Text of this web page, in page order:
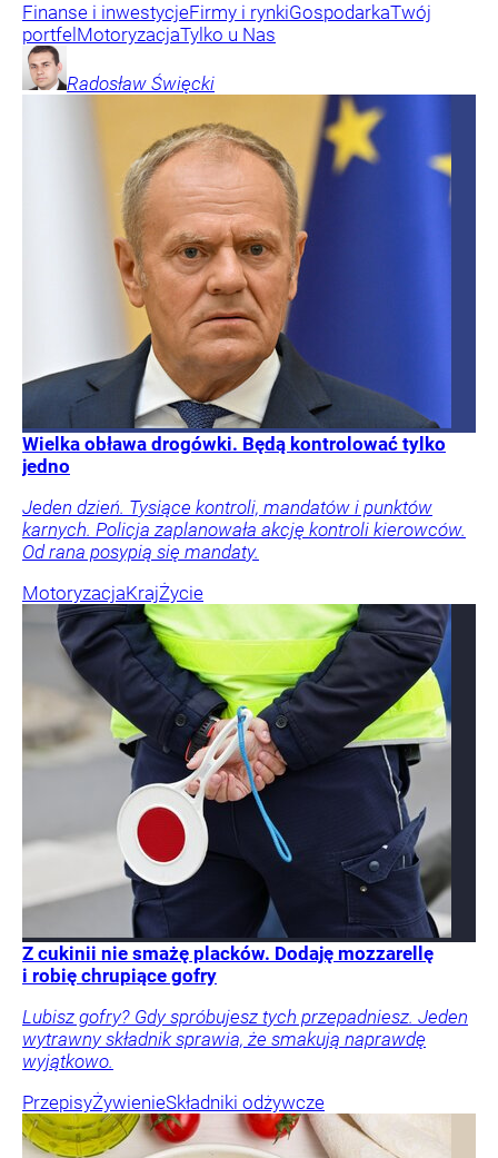
Finanse i inwestycjeFirmy i rynkiGospodarkaTwój
portfel MotoryzacjaTylko u Nas
Radosław Święcki
Wielka obława drogówki. Będą kontrolować tylko
jedno
Jeden dzień. Tysiące kontroli, mandatów i punktów
karnych. Policja zaplanowała akcję kontroli kierowców.
Od rana posypią się mandaty.
MotoryzacjaKrajŻycie
Z cukinii nie smażę placków. Dodaję mozzarellę
i robię chrupiące gofry
Lubisz gofry? Gdy spróbujesz tych przepadniesz. Jeden
wytrawny składnik sprawia, że smakują naprawdę
wyjątkowo.
PrzepisyŻywienieSkładniki odżywcze